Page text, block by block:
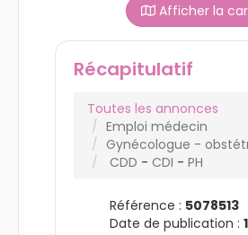
Afficher la
Récapitulatif
Toutes les annonces
Emploi médecin
Gynécologue -
CDD - CDI - PH
Référence : 5078513
Date de publication :